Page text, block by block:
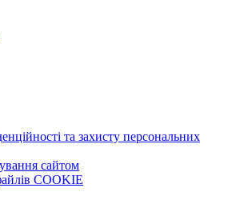
та захисту персональних
сайтом
COOKIE